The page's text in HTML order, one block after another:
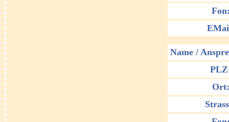
Name /
Ort: